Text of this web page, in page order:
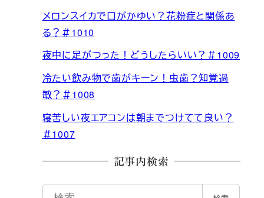
メロンスイカで口がかゆい？花粉症と関係あ
る？＃1010
夜中に足がつった！どうしたらいい？＃1009
冷たい飲み物で歯がキーン！虫歯？知覚過
敏？＃1008
寝苦しい夜エアコンは朝までつけてて良い？
＃1007
記事内検索
検